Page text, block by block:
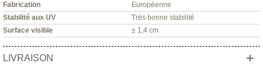
Fabrication
Européenne
Stabilité aux UV
Très bonne stabilité
Surface visible
± 1,4 cm
LIVRAISON +